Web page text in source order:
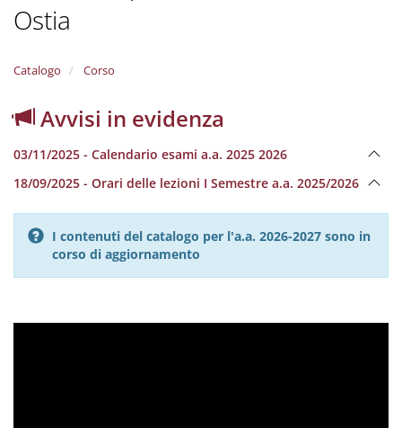
Ostia
Catalogo Corso
Avvisi in evidenza
03/11/2025 - Calendario esami a.a. 2025 2026
18/09/2025 - Orari delle lezioni I Semestre a.a. 2025/2026
I contenuti del catalogo per l'a.a. 2026-2027 sono in
corso di aggiornamento